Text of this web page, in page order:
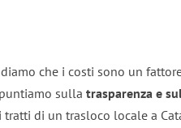
che i costi sono un
sulla trasparenza e
di un trasloco locale a